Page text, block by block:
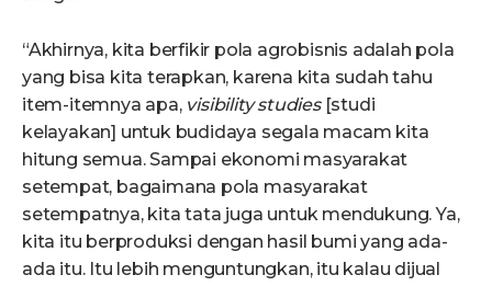
“Akhirnya, kita berfikir pola agrobisnis adalah pola
yang bisa kita terapkan, karena kita sudah tahu
item-itemnya apa, visibility studies[studi
kelayakan] untuk budidaya segala macam kita
hitung semua. Sampai ekonomi masyarakat
setempat, bagaimana pola masyarakat
setempatnya, kita tata juga untuk mendukung. Ya,
kita itu berproduksi dengan hasil bumi yang ada-
ada itu. Itu lebih menguntungkan, itu kalau dijual